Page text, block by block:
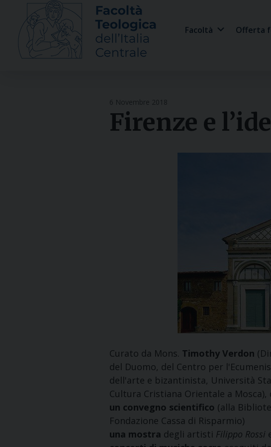
content
Facoltà Offerta
6 Novembre 2018
Firenze e
Curato da Mons. Timothy Verdon
del Duomo, del Centro per
dell'arte e bizantinista, Università
Cultura Cristiana Orientale a
un convegno scientifico (alla
Fondazione Cassa di Risparmio)
una mostra degli artisti Filippo Rossi